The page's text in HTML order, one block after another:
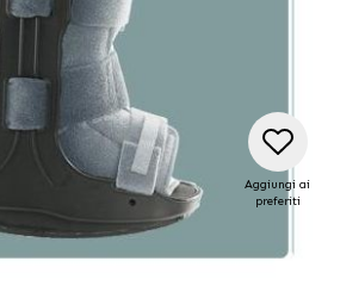
Aggiungi ai
preferiti